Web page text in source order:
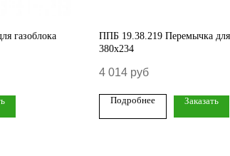
газоблока
ППБ 19.38.219 Перемычка для
380х234
4 014 руб
Подробнее Заказать